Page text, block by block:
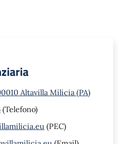
Altavilla Milicia (PA)
(Telefono)
(PEC)